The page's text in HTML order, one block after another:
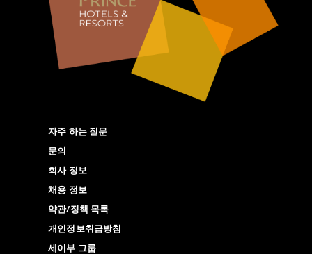
자주 하는 질문
문의
회사 정보
채용 정보
약관/정책 목록
개인정보취급방침
세이부 그룹